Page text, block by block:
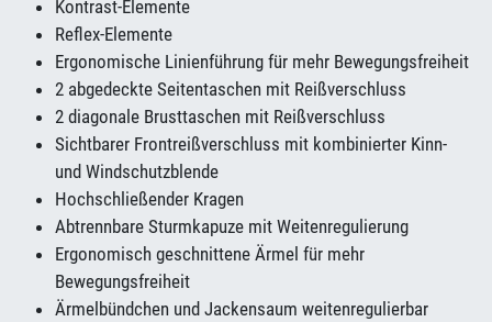
Kontrast-Elemente
Reflex-Elemente
Ergonomische Linienführung für mehr Bewegungsfreiheit
2 abgedeckte Seitentaschen mit Reißverschluss
2 diagonale Brusttaschen mit Reißverschluss
Sichtbarer Frontreißverschluss mit kombinierter Kinn-
und Windschutzblende
Hochschließender Kragen
Abtrennbare Sturmkapuze mit Weitenregulierung
Ergonomisch geschnittene Ärmel für mehr
Bewegungsfreiheit
Ärmelbündchen und Jackensaum weitenregulierbar